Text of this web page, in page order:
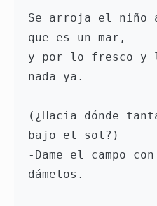
Se arroja el niño
que es un mar,
y por lo fresco y
nada ya.
(¿Hacia dónde
bajo el sol?)
-Dame el campo
dámelos.